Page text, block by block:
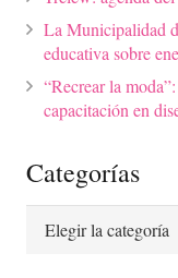
La Municipalidad
educativa sobre
“Recrear la
capacitación en
Categorías